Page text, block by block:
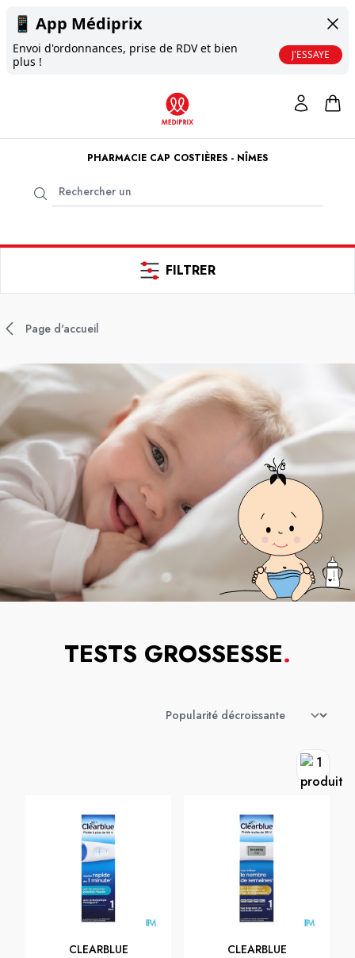
📱 App Médiprix
Envoi d'ordonnances, prise de RDV et bien
plus !
J'ESSAYE
PHARMACIE CAP COSTIÈRES - NÎMES
FILTRER
Page d'accueil
TESTS GROSSESSE.
CLEARBLUE CLEARBLUE